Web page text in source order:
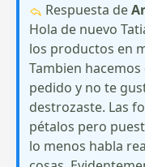
Respuesta de
Hola de nuevo
los productos en
Tambien
pedido y no te
destrozaste. Las
pétalos pero
lo menos habla